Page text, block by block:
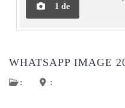
1 de
WHATSAPP IMAGE
: :